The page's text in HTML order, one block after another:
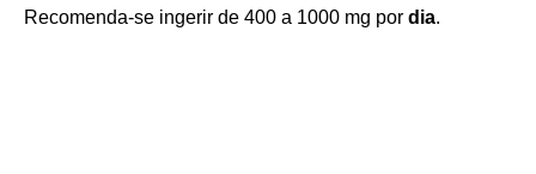
Recomenda-se ingerir de 400 a 1000 mg por dia.